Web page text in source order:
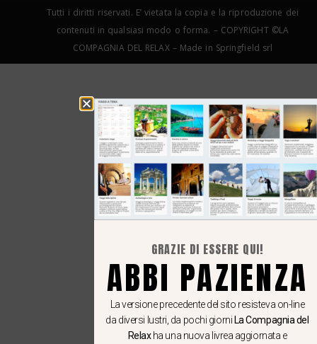
Tutti i diritti riservati. E’ vietata la copia e la riproduzione dei
contenuti in qualsiasi modo o forma. – COPYRIGHT ©LA
COMPAGNIA DEL RELAX – Made in Springfield srl
GRAZIE DI ESSERE QUI!
ABBI PAZIENZA
La versione precedente del sito resisteva on-line
da diversi lustri, da pochi giorni La Compagnia del
Relaxha una nuova livrea aggiornata e